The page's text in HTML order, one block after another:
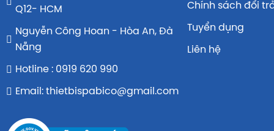
Q12- HCM
Nguyễn Công Hoan - Hòa An, Đà
Nẵng
Hotline : 0919 620 990
Email: thietbispabico@gmail.com
Chính sách đổi
Tuyển dụng
Liên hệ